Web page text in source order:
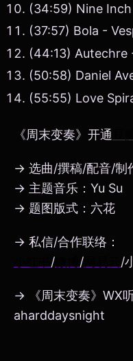
(34:59) Nine
(37:57) Bola -
(44:13) Autechre
(50:58) Daniel
(55:55) Love
《周末变奏》开通
→ 选曲/撰稿/配音/制
→ 主题音乐：Yu Su
→ 题图版式：六花
→ 私信/合作联络：
/ / /
→ 《周末变奏》WX
aharddaysnight